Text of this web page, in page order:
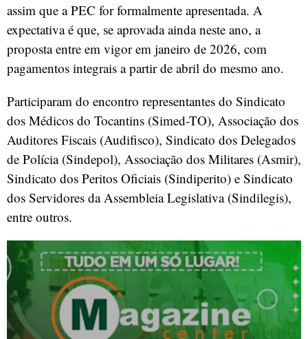
assim que a PEC for formalmente apresentada. A
expectativa é que, se aprovada ainda neste ano, a
proposta entre em vigor em janeiro de 2026, com
pagamentos integrais a partir de abril do mesmo ano.
Participaram do encontro representantes do Sindicato
dos Médicos do Tocantins (Simed-TO), Associação dos
Auditores Fiscais (Audifisco), Sindicato dos Delegados
de Polícia (Sindepol), Associação dos Militares (Asmir),
Sindicato dos Peritos Oficiais (Sindiperito) e Sindicato
dos Servidores da Assembleia Legislativa (Sindilegis),
entre outros.